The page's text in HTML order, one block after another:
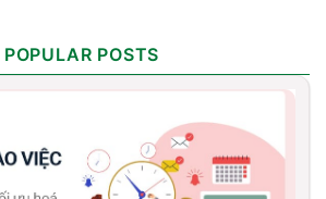
POPULAR POSTS